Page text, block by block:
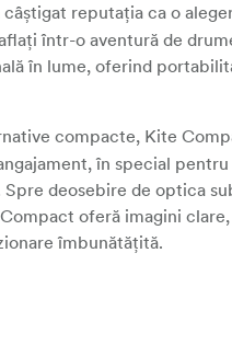
reputația ca o
într-o aventură de
în lume, oferind
compacte, Kite
în special
deosebire de optica
oferă imagini
îmbunătățită.